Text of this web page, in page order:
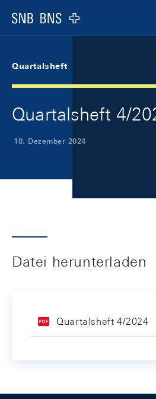
Logo
Quartalsheft
Quartalsheft 4/
18. Dezember 2024
Datei herunterladen
Quartalsheft 4/2024